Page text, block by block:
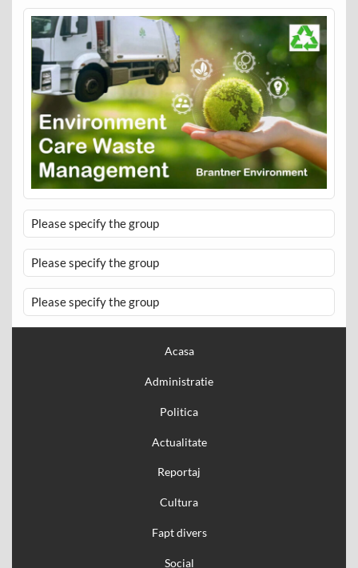
Please specify the group
Please specify the group
Please specify the group
Acasa
Administratie
Politica
Actualitate
Reportaj
Cultura
Fapt divers
Social